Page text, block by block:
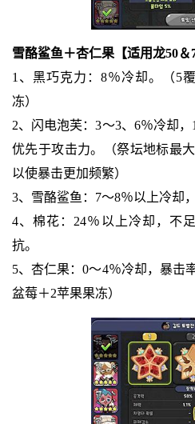
雪酪鲨鱼＋杏仁果【适用龙50＆
1、黑巧克力：8％冷却。（5
冻）
2、闪电泡芙：3～3、6％冷却
优先于攻击力。（祭坛地标最
以使暴击更加频繁）
3、雪酪鲨鱼：7～8％以上冷却
4、棉花：24％以上冷却，不
抗。
5、杏仁果：0～4％冷却，暴击
盆莓＋2苹果果冻）